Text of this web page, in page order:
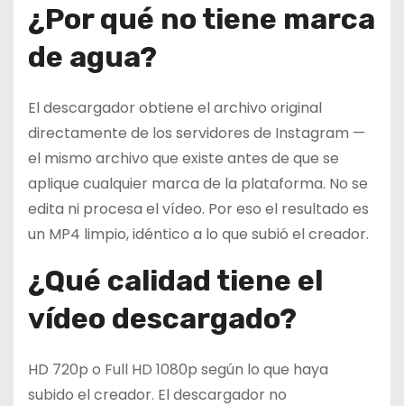
¿Por qué no tiene marca
de agua?
El descargador obtiene el archivo original
directamente de los servidores de Instagram —
el mismo archivo que existe antes de que se
aplique cualquier marca de la plataforma. No se
edita ni procesa el vídeo. Por eso el resultado es
un MP4 limpio, idéntico a lo que subió el creador.
¿Qué calidad tiene el
vídeo descargado?
HD 720p o Full HD 1080p según lo que haya
subido el creador. El descargador no